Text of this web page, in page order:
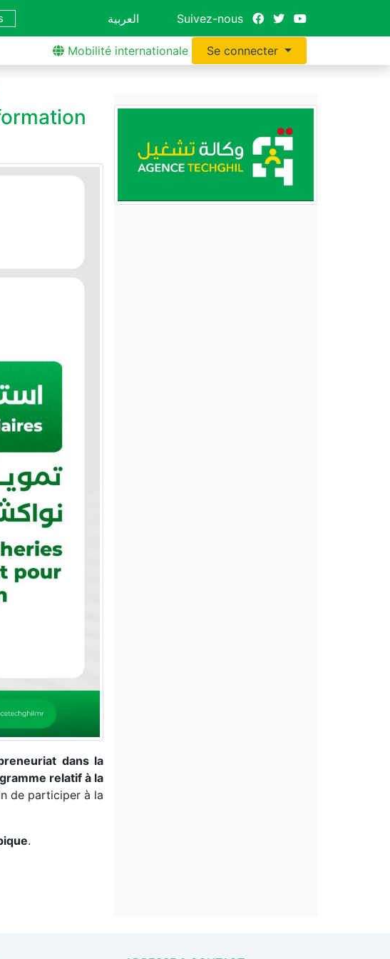
العربية Suivez-nous
Mobilité internationale Se connecter
dans la
relatif à la
de participer à la
.